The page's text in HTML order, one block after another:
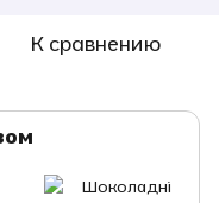
К сравнению